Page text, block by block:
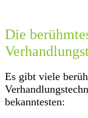
Die
Es gibt viele
bekanntesten: